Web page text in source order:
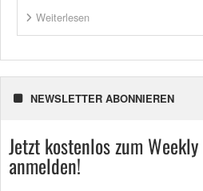
Weiterlesen
NEWSLETTER ABONNIEREN
Jetzt kostenlos zum
anmelden!